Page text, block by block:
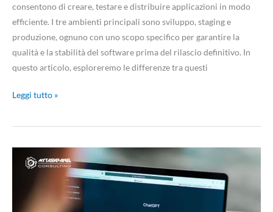
consentono di creare, testare e distribuire applicazioni in modo
efficiente. I tre ambienti principali sono sviluppo, staging e
produzione, ognuno con uno scopo specifico per garantire la
qualità e la stabilità del software prima del rilascio definitivo. In
questo articolo, esploreremo le differenze tra questi
Leggi tutto »
Strategie
facilitare
l’adozione